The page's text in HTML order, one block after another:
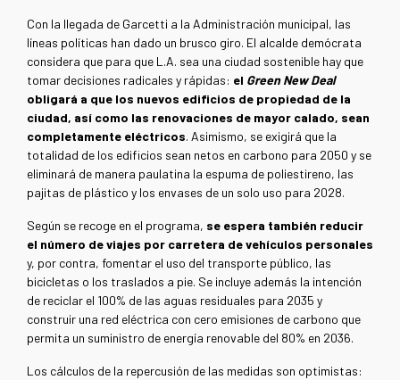
Con la llegada de Garcetti a la Administración municipal, las
líneas políticas han dado un brusco giro. El alcalde demócrata
considera que para que L.A. sea una ciudad sostenible hay que
tomar decisiones radicales y rápidas: el Green New Deal
obligará a que los nuevos edificios de propiedad de la
ciudad, así como las renovaciones de mayor calado, sean
completamente eléctricos. Asimismo, se exigirá que la
totalidad de los edificios sean netos en carbono para 2050 y se
eliminará de manera paulatina la espuma de poliestireno, las
pajitas de plástico y los envases de un solo uso para 2028.
Según se recoge en el programa, se espera también reducir
el número de viajes por carretera de vehículos personales
y, por contra, fomentar el uso del transporte público, las
bicicletas o los traslados a pie. Se incluye además la intención
de reciclar el 100% de las aguas residuales para 2035 y
construir una red eléctrica con cero emisiones de carbono que
permita un suministro de energía renovable del 80% en 2036.
Los cálculos de la repercusión de las medidas son optimistas: